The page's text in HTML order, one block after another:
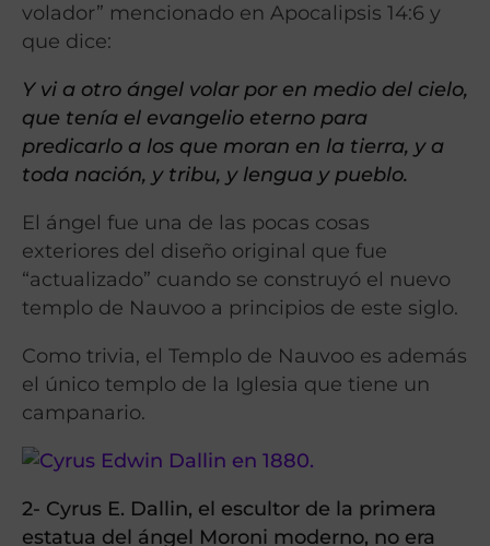
volador” mencionado en Apocalipsis 14:6 y
que dice:
Y vi a otro ángel volar por en medio del cielo,
que tenía el evangelio eterno para
predicarlo a los que moran en la tierra, y a
toda nación, y tribu, y lengua y pueblo.
El ángel fue una de las pocas cosas
exteriores del diseño original que fue
“actualizado” cuando se construyó el nuevo
templo de Nauvoo a principios de este siglo.
Como trivia, el Templo de Nauvoo es además
el único templo de la Iglesia que tiene un
campanario.
2- Cyrus E. Dallin, el escultor de la primera
estatua del ángel Moroni moderno, no era